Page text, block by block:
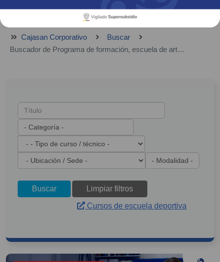
Cajasan Corporativo
Buscar
Buscador de Programa de formación, escuela de arte, escuela deportiva
Buscar Limpiar filtros
Cursos de escuela deportiva